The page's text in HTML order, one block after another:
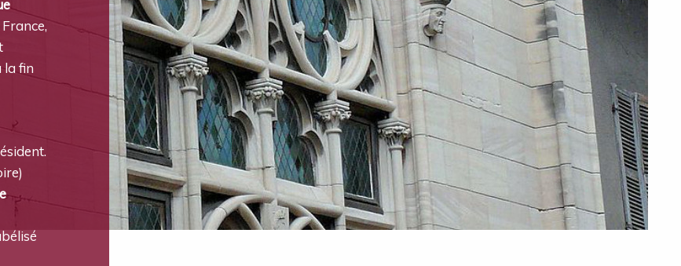
la fin